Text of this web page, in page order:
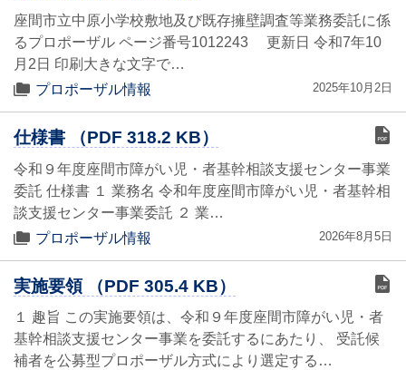
座間市立中原小学校敷地及び既存擁壁調査等業務委託に係
るプロポーザル ページ番号1012243 更新日 令和7年10
月2日 印刷大きな文字で…
プロポーザル情報
2025年10月2日
仕様書 （PDF 318.2 KB）
令和９年度座間市障がい児・者基幹相談支援センター事業
委託 仕様書 １ 業務名 令和年度座間市障がい児・者基幹相
談支援センター事業委託 ２ 業…
プロポーザル情報
2026年8月5日
実施要領 （PDF 305.4 KB）
１ 趣旨 この実施要領は、令和９年度座間市障がい児・者
基幹相談支援センター事業を委託するにあたり、 受託候
補者を公募型プロポーザル方式により選定する…